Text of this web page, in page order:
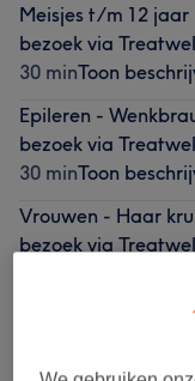
Meisjes t/m 12
bezoek via
30 minToon
Epileren -
bezoek via
30 minToon
Vrouwen - Haar
bezoek via
Vrouwen -
35 min - 50 min